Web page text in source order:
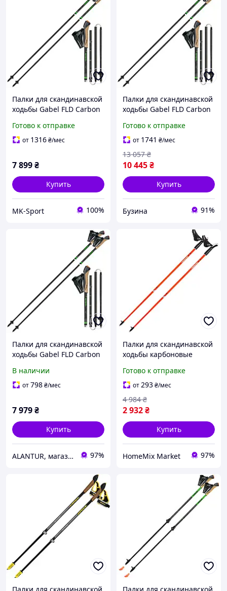
Палки для скандинавской
ходьбы Gabel FLD Carbon
Готово к отправке
от 1316₴/мес
7 899₴
Купить
MK-Sport 100%
Палки для скандинавской
ходьбы Gabel FLD Carbon
buzyna
Готово к отправке
от 1741 ₴/мес
10 445₴
13 057 ₴
Купить
Бузина 91%
Палки для скандинавской
ходьбы Gabel FLD Carbon
В наличии
от798₴/мес
7 979₴
Купить
ALANTUR, магазин туристичного спорядження та велосипедів 97%
Палки для скандинавской
ходьбы карбоновые
105 см 2 шт красный
оранжевый Gabel HM-
9712
Готово к отправке
от293₴/мес
2 932₴
4 984 ₴
Купить
HomeMix Market 97%